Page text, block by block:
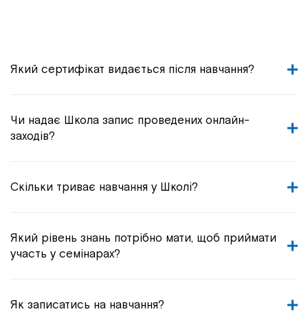
Який сертифікат видається після навчання?
Чи надає Школа запис проведених онлайн-
заходів?
Скільки триває навчання у Школі?
Який рівень знань потрібно мати, щоб приймати
участь у семінарах?
Як записатись на навчання?